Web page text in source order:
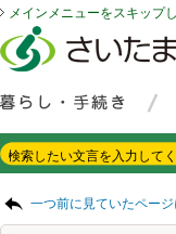
メインメニューをスキップ
一つ前に見ていたページ